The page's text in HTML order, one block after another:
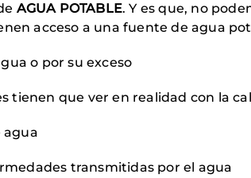
AGUA POTABLE. Y es que, no
acceso a una fuente de agua
o por su exceso
tienen que ver en realidad con la
agua
transmitidas por el agua